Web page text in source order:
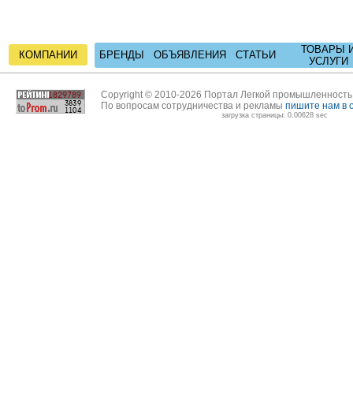
КОМПАНИИ БРЕНДЫ ОБЪЯВЛЕНИЯ СТАТЬИ
ТОВАРЫ
УСЛУГИ
Copyright © 2010-2026 Портал Легкой
По вопросам сотрудничества и рекламы пишите нам в
загрузка страницы: 0.00628 sec